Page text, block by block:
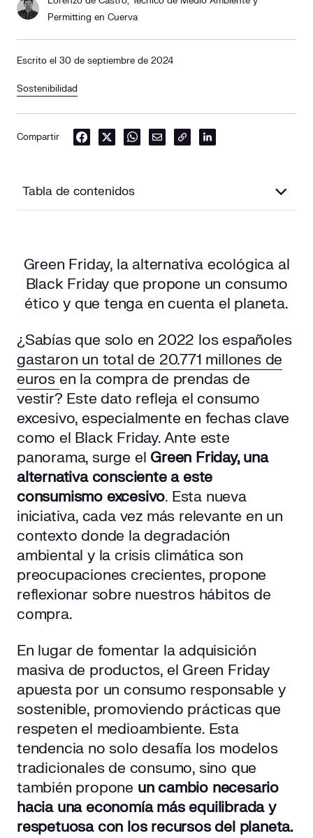
Permitting en Cuerva
Escrito el 30 de septiembre de 2024
Sostenibilidad
Compartir
Tabla de contenidos
¿Cuándo se celebra el Green Friday?
¿Cuáles son los objetivos del Green Friday?
¿Cómo puedes contribuir al Green Friday?
Compra productos sostenibles
Apoya el comercio local
Reduce, reutiliza y recicla
La importancia de tomar conciencia ambiental
Green Friday, la alternativa ecológica al
Black Friday que propone un consumo
ético y que tenga en cuenta el planeta.
¿Sabías que solo en 2022 los españoles
gastaron un total de 20.771 millones de
euros en la compra de prendas de
vestir? Este dato refleja el consumo
excesivo, especialmente en fechas clave
como el Black Friday. Ante este
panorama, surge el Green Friday,una
alternativa consciente a este
consumismo excesivo. Esta nueva
iniciativa, cada vez más relevante en un
contexto donde la degradación
ambiental y la crisis climática son
preocupaciones crecientes, propone
reflexionar sobre nuestros hábitos de
compra.
En lugar de fomentar la adquisición
masiva de productos, el Green Friday
apuesta por un consumo responsable y
sostenible, promoviendo prácticas que
respeten el medioambiente. Esta
tendencia no solo desafía los modelos
tradicionales de consumo, sino que
también propone un cambio necesario
hacia una economía más equilibrada y
respetuosa con los recursos del planeta.